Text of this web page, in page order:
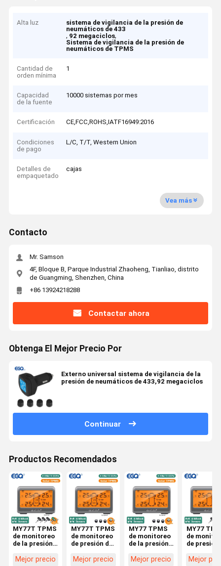
Alta luz
sistema de vigilancia de la presión de
neumáticos de 433
, 92 megaciclos,
Sistema de vigilancia de la presión de
neumáticos de TPMS
Cantidad de
orden mínima
1
Capacidad
de la fuente
10000 sistemas por mes
Certificación CE,FCC,ROHS,IATF16949:2016
Condiciones
de pago
L/C, T/T, Western Union
Detalles de
empaquetado
cajas
Vea más
Contacto
Mr. Samson
4F, Bloque B, Parque Industrial Zhaoheng, Tianliao, distrito
de Guangming, Shenzhen, China
+86 13924218288
Contactar ahora
Obtenga El Mejor Precio Por
Externo universal sistema de vigilancia de la
presión de neumáticos de 433,92 megaciclos
Continuar
Productos Recomendados
MY77T TPMS
de monitoreo
de la presión
neumáticos
Mejor precio
MY77T TPMS
de monitoreo
de presión de
de
Mejor precio
MY77 TPMS
de monitoreo
de la presión
neumáticos
Mejor precio
MY77
de
de presión
de
Mejor